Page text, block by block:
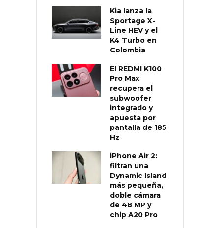
Kia lanza la
Sportage X-
Line HEV y el
K4 Turbo en
Colombia
El REDMI K100
Pro Max
recupera el
subwoofer
integrado y
apuesta por
pantalla de 185
Hz
iPhone Air 2:
filtran una
Dynamic Island
más pequeña,
doble cámara
de 48 MP y
chip A20 Pro